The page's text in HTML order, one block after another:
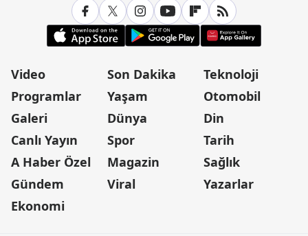
Video
Programlar
Galeri
Canlı Yayın
A Haber Özel
Gündem
Ekonomi
Son Dakika
Yaşam
Dünya
Spor
Magazin
Viral
Teknoloji
Otomobil
Din
Tarih
Sağlık
Yazarlar